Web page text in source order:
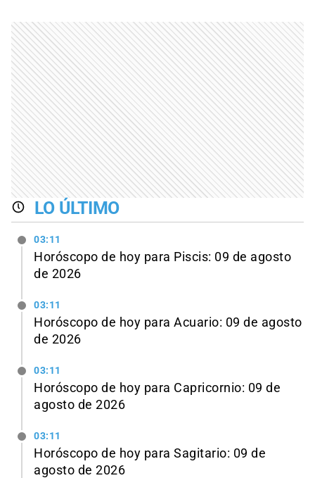
LO ÚLTIMO
03:11
Horóscopo de hoy para Piscis: 09 de agosto
de 2026
03:11
Horóscopo de hoy para Acuario: 09 de agosto
de 2026
03:11
Horóscopo de hoy para Capricornio: 09 de
agosto de 2026
03:11
Horóscopo de hoy para Sagitario: 09 de
agosto de 2026